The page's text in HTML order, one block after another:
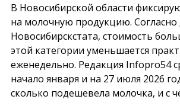
В Новосибирской области
на молочную продукцию.
Новосибирскстата, стоимость
этой категории уменьшается
еженедельно. Редакция Infopro54
начало января и на 27 июля 2026
сколько подешевела молочка, и с